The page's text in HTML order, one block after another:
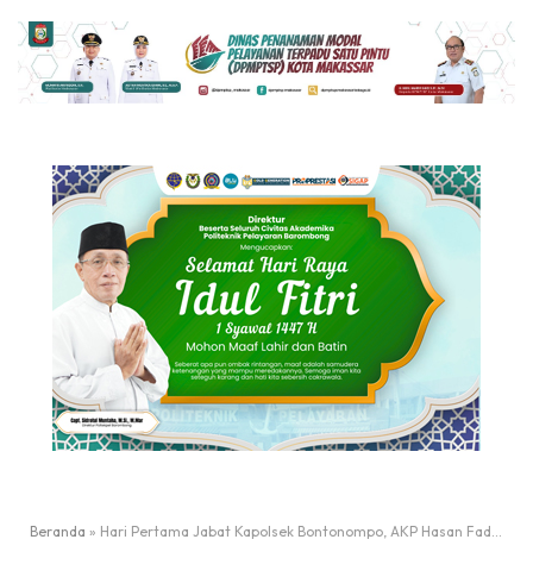
Beranda » Hari Pertama Jabat Kapolsek Bontonompo, AKP Hasan Fadhlyh Gelar Jumat Curhat bersama Warga